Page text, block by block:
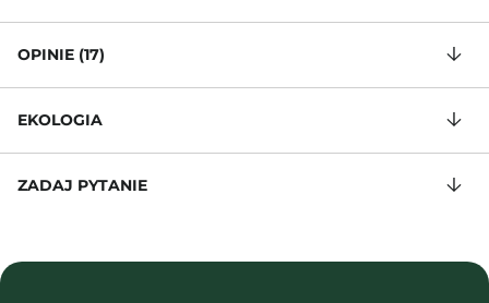
OPINIE (17)
EKOLOGIA
ZADAJ PYTANIE